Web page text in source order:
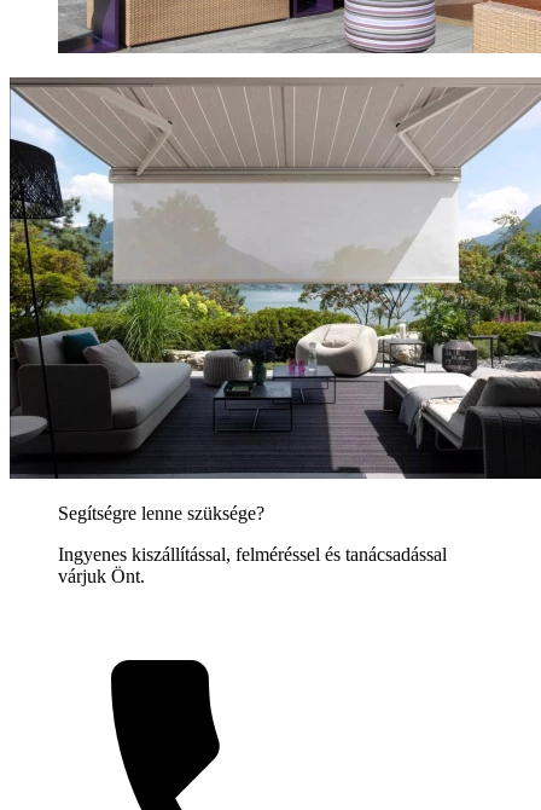
Segítségre lenne szüksége?
Ingyenes kiszállítással, felméréssel és tanácsadással
várjuk Önt.